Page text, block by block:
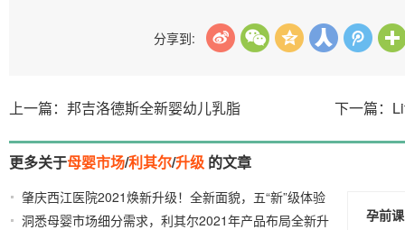
分享到:
上一篇：邦吉洛德斯全新婴幼儿乳脂 下一篇：
更多关于母婴市场/利其尔/升级 的文章
肇庆西江医院2021焕新升级！全新面貌，五“新”级体验
2021-07-27
洞悉母婴市场细分需求，利其尔2021年产品布局全新升
孕前